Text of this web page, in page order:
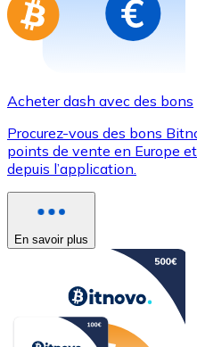
Acheter dash avec des bons
Procurez-vous des bons
points de vente en Europe
depuis l’application.
En savoir plus